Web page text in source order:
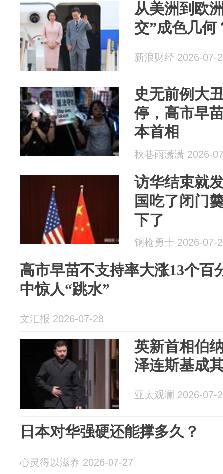
从美洲到欧
交”成色几何
新浪财经 2026-07-
史无前例大
停，高市早
本首相
秋巷雨潇潇 2026-
访华结束就
国吃了闭门
下了
钢枪勇士 2026-07-
高市早苗不支持率大涨13个百
中惊人“跳水”
文汇报 2026-07-28
英新首相伯
泽连斯基成
亚太观澜 2026-07-
日本对华强硬还能撑多久？
心灵得以滋养 2026-07-27